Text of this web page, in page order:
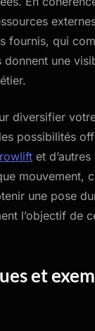
fournis, qui
donnent une
diversifier
possibilités
et
mouvement,
une pose
l’objectif de
et